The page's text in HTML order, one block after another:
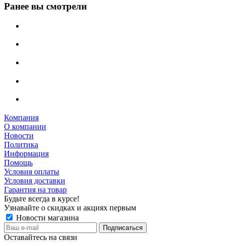
Ранее вы смотрели
Компания
О компании
Новости
Политика
Информация
Помощь
Условия оплаты
Условия доставки
Гарантия на товар
Будьте всегда в курсе!
Узнавайте о скидках и акциях первым
Новости магазина
Оставайтесь на связи